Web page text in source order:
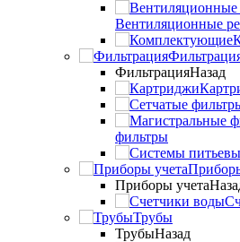
Вентиляционные
ФильтрацияНазад
фильтры
Приборы учета
Трубы
ТрубыНазад